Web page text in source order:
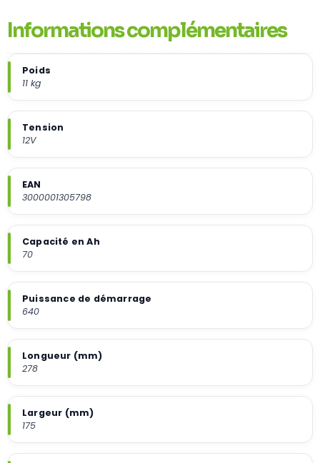
Informations complémentaires
Poids
11 kg
Tension
12V
EAN
3000001305798
Capacité en Ah
70
Puissance de démarrage
640
Longueur (mm)
278
Largeur (mm)
175